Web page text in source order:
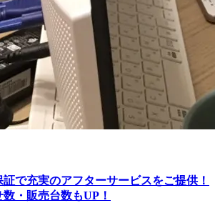
で充実のアフターサービスをご提供！
・販売台数もUP！